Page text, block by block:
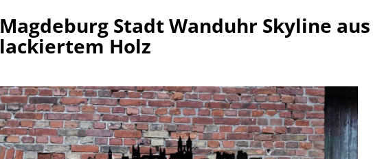
Magdeburg Stadt Wanduhr Skyline
lackiertem Holz